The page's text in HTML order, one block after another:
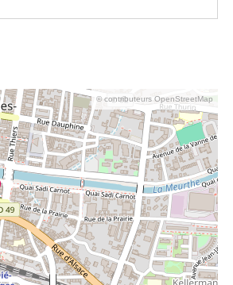
© contributeurs OpenStreetMap